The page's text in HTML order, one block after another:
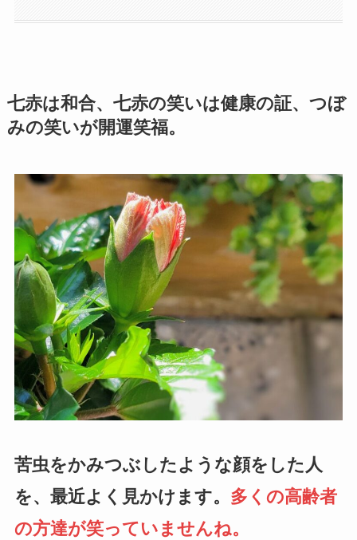
七赤は和合、七赤の笑いは健康の証、つぼ
みの笑いが開運笑福。
苦虫をかみつぶしたような顔をした人
を、最近よく見かけます。 多くの高齢者
の方達が笑っていませんね。